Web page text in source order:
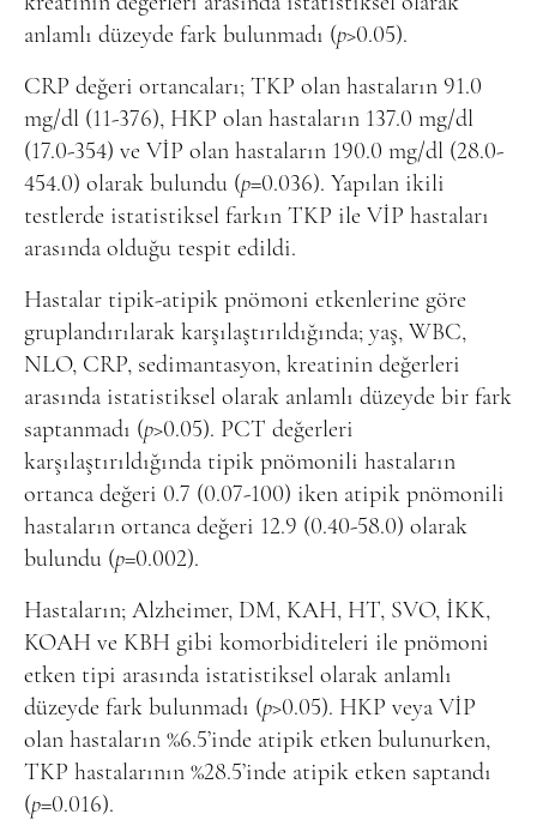
anlamlı düzeyde fark bulunmadı (p>0.05).
CRP değeri ortancaları; TKP olan hastaların 91.0
mg/dl (11-376), HKP olan hastaların 137.0 mg/dl
(17.0-354) ve VİP olan hastaların 190.0 mg/dl (28.0-
454.0) olarak bulundu (p=0.036). Yapılan ikili
testlerde istatistiksel farkın TKP ile VİP hastaları
arasında olduğu tespit edildi.
Hastalar tipik-atipik pnömoni etkenlerine göre
gruplandırılarak karşılaştırıldığında; yaş, WBC,
NLO, CRP, sedimantasyon, kreatinin değerleri
arasında istatistiksel olarak anlamlı düzeyde bir fark
saptanmadı (p>0.05). PCT değerleri
karşılaştırıldığında tipik pnömonili hastaların
ortanca değeri 0.7 (0.07-100) iken atipik pnömonili
hastaların ortanca değeri 12.9 (0.40-58.0) olarak
bulundu (p=0.002).
Hastaların; Alzheimer, DM, KAH, HT, SVO, İKK,
KOAH ve KBH gibi komorbiditeleri ile pnömoni
etken tipi arasında istatistiksel olarak anlamlı
düzeyde fark bulunmadı (p>0.05). HKP veya VİP
olan hastaların %6.5’inde atipik etken bulunurken,
TKP hastalarının %28.5’inde atipik etken saptandı
(p=0.016).